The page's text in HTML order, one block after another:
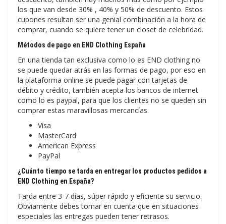
los que van desde 30% , 40% y 50% de descuento. Estos
cupones resultan ser una genial combinación a la hora de
comprar, cuando se quiere tener un closet de celebridad.
Métodos de pago en END Clothing España
En una tienda tan exclusiva como lo es END clothing no
se puede quedar atrás en las formas de pago, por eso en
la plataforma online se puede pagar con tarjetas de
débito y crédito, también acepta los bancos de internet
como lo es paypal, para que los clientes no se queden sin
comprar estas maravillosas mercancías.
Visa
MasterCard
American Express
PayPal
¿Cuánto tiempo se tarda en entregar los productos pedidos a
END Clothing en España?
Tarda entre 3-7 días, súper rápido y eficiente su servicio.
Obviamente debes tomar en cuenta que en situaciones
especiales las entregas pueden tener retrasos.